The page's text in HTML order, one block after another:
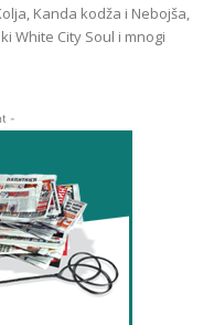
Kanda kodža i Nebojša,
White City Soul i mnogi
-